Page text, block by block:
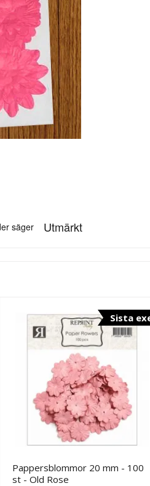
Sista
Pappersblommor 20 mm - 100
st - Old Rose